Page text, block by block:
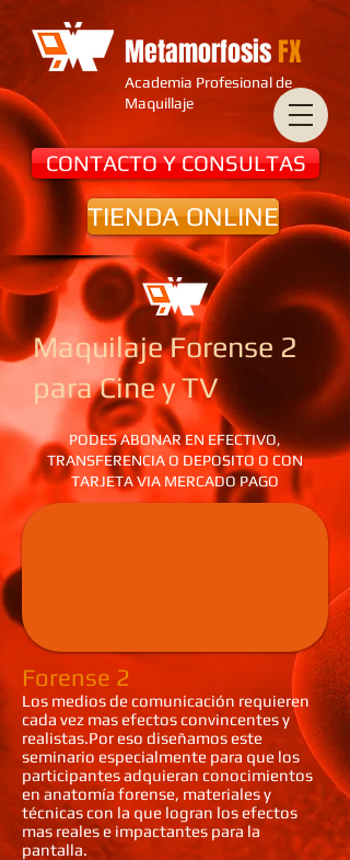
CONTACTO Y CONSULTAS
Metamorfosis FX
Academia Profesional de
Maquillaje
TIENDA ONLINE
Maquilaje Forense 2
para Cine y TV
PODES ABONAR EN EFECTIVO,
TRANSFERENCIA O DEPOSITO O CON
TARJETA VIA MERCADO PAGO
Forense 2
Los medios de comunicación requieren
cada vez mas efectos convincentes y
realistas.Por eso diseñamos este
seminario especialmente para que los
participantes adquieran conocimientos
en anatomía forense, materiales y
técnicas con la que logran los efectos
mas reales e impactantes para la
pantalla.